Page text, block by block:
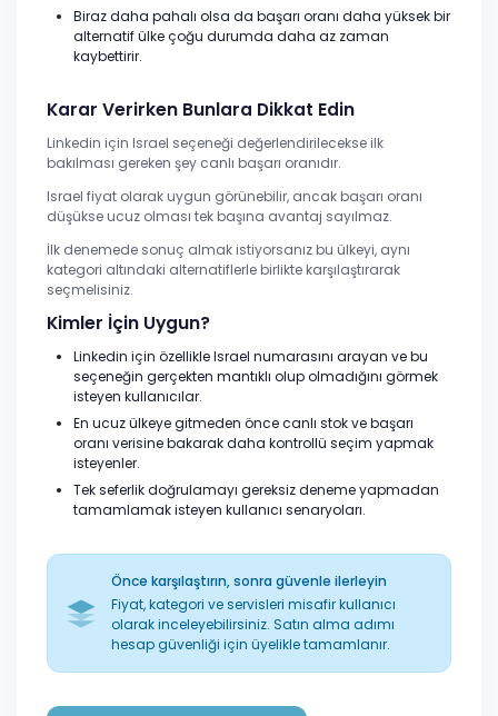
Biraz daha pahalı olsa da başarı oranı daha yüksek bir
alternatif ülke çoğu durumda daha az zaman
kaybettirir.
Karar Verirken Bunlara Dikkat Edin
Linkedin için Israel seçeneği değerlendirilecekse ilk
bakılması gereken şey canlı başarı oranıdır.
Israel fiyat olarak uygun görünebilir, ancak başarı oranı
düşükse ucuz olması tek başına avantaj sayılmaz.
İlk denemede sonuç almak istiyorsanız bu ülkeyi, aynı
kategori altındaki alternatiflerle birlikte karşılaştırarak
seçmelisiniz.
Kimler İçin Uygun?
Linkedin için özellikle Israel numarasını arayan ve bu
seçeneğin gerçekten mantıklı olup olmadığını görmek
isteyen kullanıcılar.
En ucuz ülkeye gitmeden önce canlı stok ve başarı
oranı verisine bakarak daha kontrollü seçim yapmak
isteyenler.
Tek seferlik doğrulamayı gereksiz deneme yapmadan
tamamlamak isteyen kullanıcı senaryoları.
Önce karşılaştırın, sonra güvenle ilerleyin
Fiyat, kategori ve servisleri misafir kullanıcı
olarak inceleyebilirsiniz. Satın alma adımı
hesap güvenliği için üyelikle tamamlanır.